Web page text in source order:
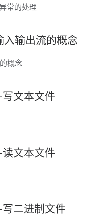
常的处理
入输出流的概念
概念
文本文件
文本文件
二进制文件